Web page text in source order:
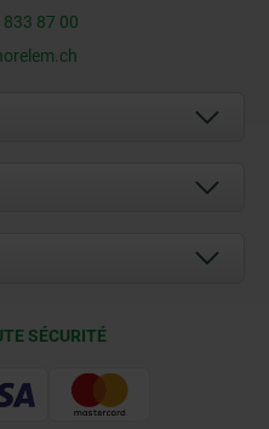
87 00
SÉCURITÉ